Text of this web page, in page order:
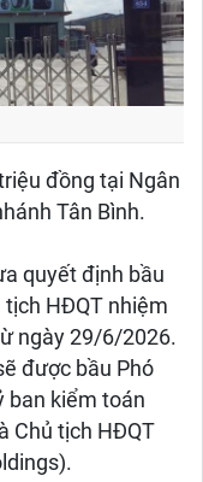
đồng tại Ngân
Tân Bình.
quyết định bầu
tịch HĐQT nhiệm
ngày 29/6/2026.
được bầu Phó
ban kiểm toán
Chủ tịch HĐQT